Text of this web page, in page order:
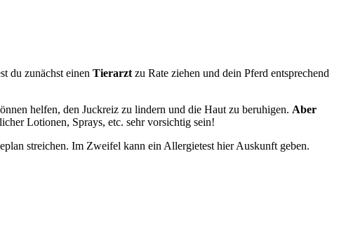
du zunächst einen Tierarzt zu Rate ziehen und dein Pferd entsprechend
helfen, den Juckreiz zu lindern und die Haut zu beruhigen. Aber
Lotionen, Sprays, etc. sehr vorsichtig sein!
streichen. Im Zweifel kann ein Allergietest hier Auskunft geben.